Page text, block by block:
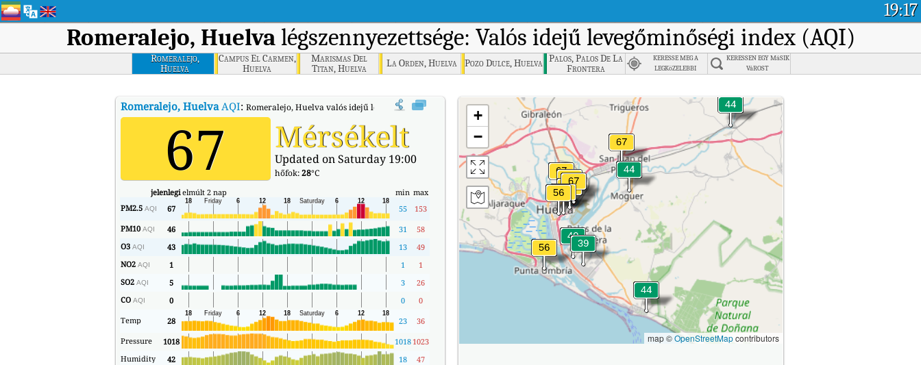
19:17
Romeralejo, Huelvalégszennyezettsége: Valós idejű levegőminőségi index (AQI)
Romeralejo,
Huelva
Campus El Carmen,
Huelva
Marismas Del
Titan, Huelva
La Orden, Huelva Pozo Dulce, Huelva Palos, Palos De La
Frontera
KERESSE MEG A
LEGKöZELEBBI
KERESSEN EGY MáSIK
VáROST
Romeralejo, HuelvaAQI: Romeralejo, Huelva valós idejű levegőminőségi indexe (AQI).
67 Mérsékelt
Updated on Saturday 19:00
hőfok:28°C
jelenlegielmúlt 2 nap min max
PM2.5 AQI 67 55
153
PM10 AQI 46 31
58
O3 AQI 43 13
49
NO2 AQI 1 1
1
SO2 AQI 5 3
26
CO AQI 0 0
0
Temp
28 23
36
Pressure
1018 1018 1023
Humidity
42 18
47
+
−
map ©OpenStreetMapcontributors